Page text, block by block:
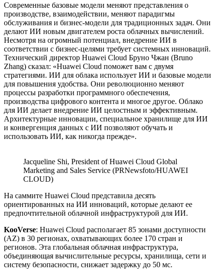
Современные базовые модели меняют представления о
производстве, взаимодействии, меняют парадигмы
обслуживания и бизнес-модели для традиционных задач. Они
делают ИИ новым двигателем роста облачных вычислений.
Несмотря на огромный потенциал, внедрение ИИ в
соответствии с бизнес-целями требует системных инноваций.
Технический директор Huawei Cloud Бруно Чжан (Bruno
Zhang) сказал: «Huawei Cloud поможет вам с двумя
стратегиями. ИИ для облака использует ИИ и базовые модели
для повышения удобства. Они революционно меняют
процессы разработки программного обеспечения,
производства цифрового контента и многое другое. Облако
для ИИ делает внедрение ИИ целостным и эффективным.
Архитектурные инновации, специальное хранилище для ИИ
и конвергенция данных с ИИ позволяют обучать и
использовать ИИ, как никогда прежде».
Jacqueline Shi, President of Huawei Cloud Global
Marketing and Sales Service (PRNewsfoto/HUAWEI
CLOUD)
На саммите Huawei Cloud представила десять
ориентированных на ИИ инноваций, которые делают ее
предпочтительной облачной инфраструктурой для ИИ.
KooVerse: Huawei Cloud располагает 85 зонами доступности
(AZ) в 30 регионах, охватывающих более 170 стран и
регионов. Эта глобальная облачная инфраструктура,
объединяющая вычислительные ресурсы, хранилища, сети и
систему безопасности, снижает задержку до 50 мс.